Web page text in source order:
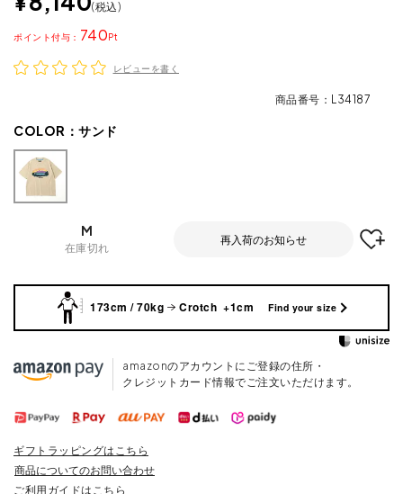
税込
740
ポイント
レビューを書く
商品番号 L34187
COLOR： サンド
M
在庫切れ
再入荷のお知らせ
173cm / 70kg Crotch +1cm Find your size
amazonのアカウントにご登録の住所・
クレジットカード情報でご注文いただけます。
ギフトラッピングはこちら
商品についてのお問い合わせ
ご利用ガイドはこちら